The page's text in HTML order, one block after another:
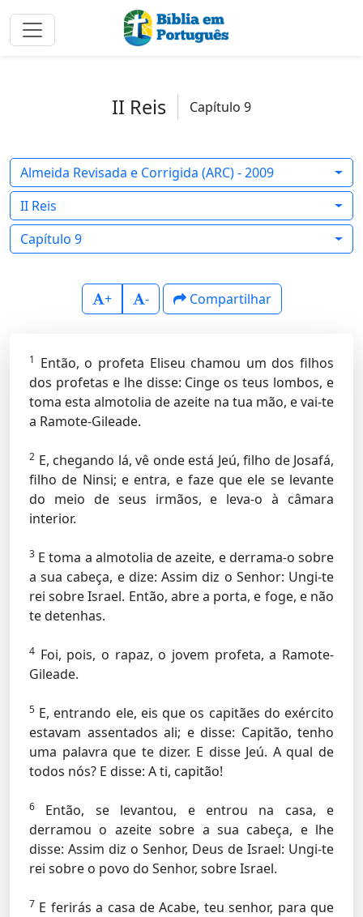
II Reis Capítulo 9
Almeida Revisada e Corrigida (ARC) - 2009
II Reis
Capítulo 9
+ - Compartilhar
1 Então, o profeta Eliseu chamou um dos filhos
dos profetas e lhe disse: Cinge os teus lombos, e
toma esta almotolia de azeite na tua mão, e vai-te
a Ramote-Gileade.
2 E, chegando lá, vê onde está Jeú, filho de Josafá,
filho de Ninsi; e entra, e faze que ele se levante
do meio de seus irmãos, e leva-o à câmara
interior.
3 E toma a almotolia de azeite, e derrama-o sobre
a sua cabeça, e dize: Assim diz o Senhor: Ungi-te
rei sobre Israel. Então, abre a porta, e foge, e não
te detenhas.
4 Foi, pois, o rapaz, o jovem profeta, a Ramote-
Gileade.
5 E, entrando ele, eis que os capitães do exército
estavam assentados ali; e disse: Capitão, tenho
uma palavra que te dizer. E disse Jeú. A qual de
todos nós? E disse: A ti, capitão!
6
Então, se levantou, e entrou na casa, e
derramou o azeite sobre a sua cabeça, e lhe
disse: Assim diz o Senhor, Deus de Israel: Ungi-te
rei sobre o povo do Senhor, sobre Israel.
7 E ferirás a casa de Acabe, teu senhor, para que